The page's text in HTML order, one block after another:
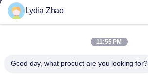
jesingd@vip.sina.com
Lydia Zhao
11:55 PM
Good day, what product are you looking for?